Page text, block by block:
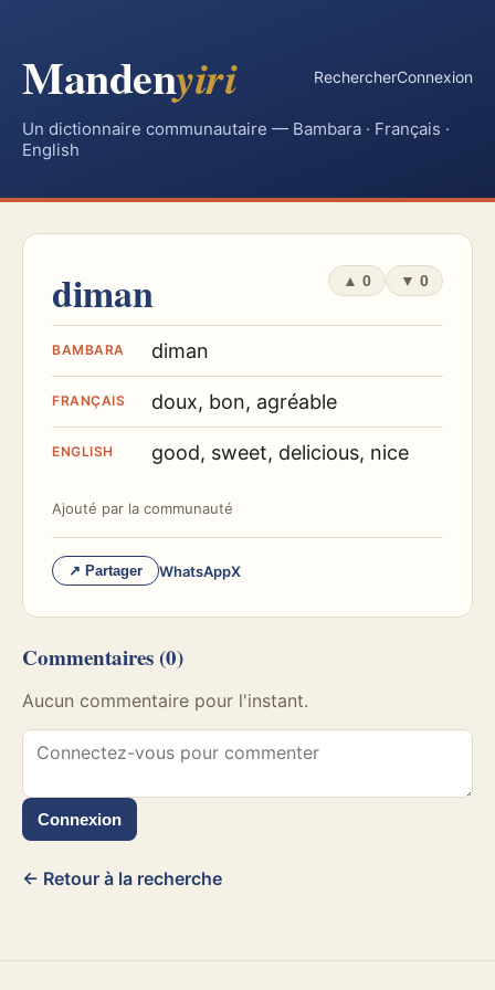
Mandenyiri RechercherConnexion
Un dictionnaire communautaire — Bambara · Français ·
English
diman ▲ 0 ▼ 0
BAMBARA diman
FRANÇAIS doux, bon, agréable
ENGLISH good, sweet, delicious, nice
Ajouté par la communauté
↗ Partager WhatsAppX
Commentaires (0)
Aucun commentaire pour l'instant.
Connexion
← Retour à la recherche